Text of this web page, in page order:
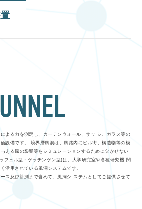
よる力を測定し、カーテンウォール、サッ シ、ガラス等の
設備です。 境界層風洞は、風路内にビル街、構造物等の模
える風の影響等をシミュレーションするために欠かせない
フェル型・ゲッチンゲン型)は、大学研究室や各種研究機 関
活用されている風洞システムです。
ス及び計測まで含めて、風洞シ ステムとしてご提供させて